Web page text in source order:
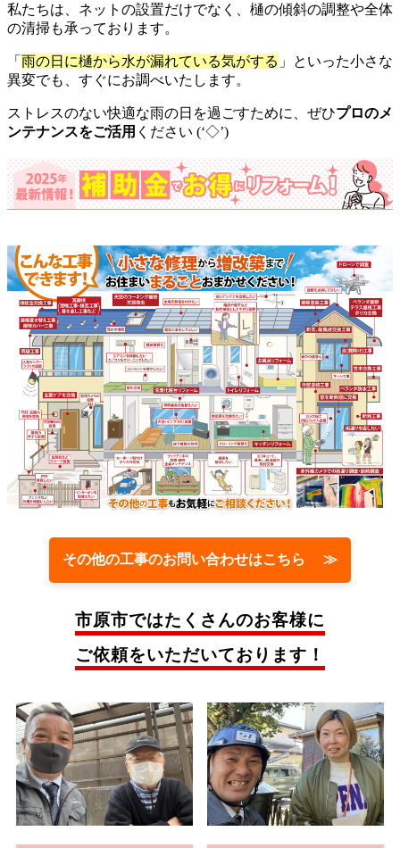
私たちは、ネットの設置だけでなく、樋の傾斜の調整や全体
の清掃も承っております。
「 雨の日に樋から水が漏れている気がする 」といった小さな
異変でも、すぐにお調べいたします。
ストレスのない快適な雨の日を過ごすために、ぜひプロのメ
ンテナンスをご活用 ください (‘◇’)ゞ
その他の工事のお問い合わせはこちら ≫
市原市ではたくさんのお客様に
ご依頼をいただいております！